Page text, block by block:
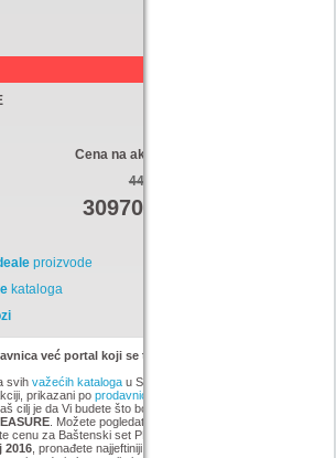
Cena na akciji:
44250
30970Din
proizvode
kataloga
već portal koji se trudi da uštedi vaš novac.
svih važećih katalogau Srbiji, sa popustima i sniženim
prikazani po prodavnicama
cilj je da Vi budete što bolje informisani o popustima i ceni
. Možete pogledati kompletan
cenu za Baštenski set PLEASURE koji smo mi pronašli na
2016, pronađete najjeftiniji Baštenski set PLEASURE u grupi .